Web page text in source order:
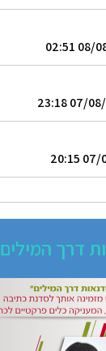
דרך המילים